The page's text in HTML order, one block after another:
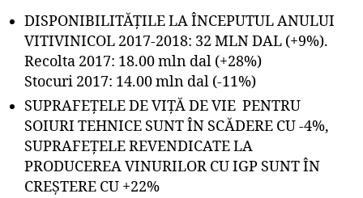
DISPONIBILITĂȚILE LA ÎNCEPUTUL ANULUI
VITIVINICOL 2017-2018: 32 MLN DAL (+9%).
Recolta 2017: 18.00 mln dal (+28%)
Stocuri 2017: 14.00 mln dal (-11%)
SUPRAFEȚELE DE VIȚĂ DE VIE PENTRU
SOIURI TEHNICE SUNT ÎN SCĂDERE CU -4%,
SUPRAFEȚELE REVENDICATE LA
PRODUCEREA VINURILOR CU IGP SUNT ÎN
CREȘTERE CU +22%